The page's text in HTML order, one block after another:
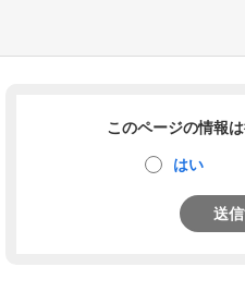
このページの情報
はい
送